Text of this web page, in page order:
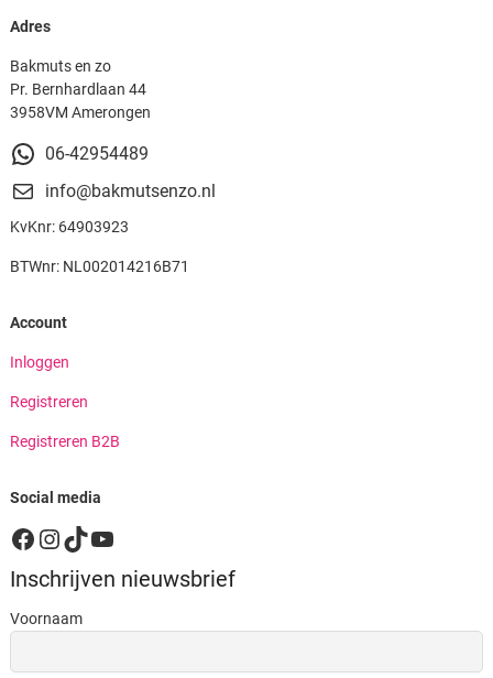
Adres
Bakmuts en zo
Pr. Bernhardlaan 44
3958VM Amerongen
06-42954489
info@bakmutsenzo.nl
KvKnr: 64903923
BTWnr: NL002014216B71
Account
Inloggen
Registreren
Registreren B2B
Social media
Facebook
Instagram
TikTok
YouTube
Inschrijven nieuwsbrief
Voornaam